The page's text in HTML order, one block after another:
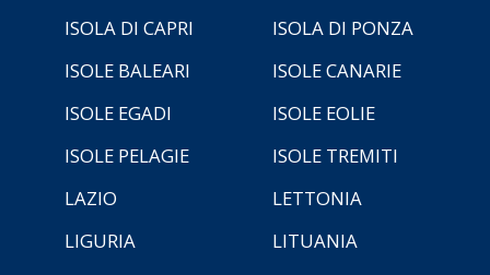
ISOLA DI CAPRI
ISOLA DI PONZA
ISOLE BALEARI
ISOLE CANARIE
ISOLE EGADI
ISOLE EOLIE
ISOLE PELAGIE
ISOLE TREMITI
LAZIO
LETTONIA
LIGURIA
LITUANIA